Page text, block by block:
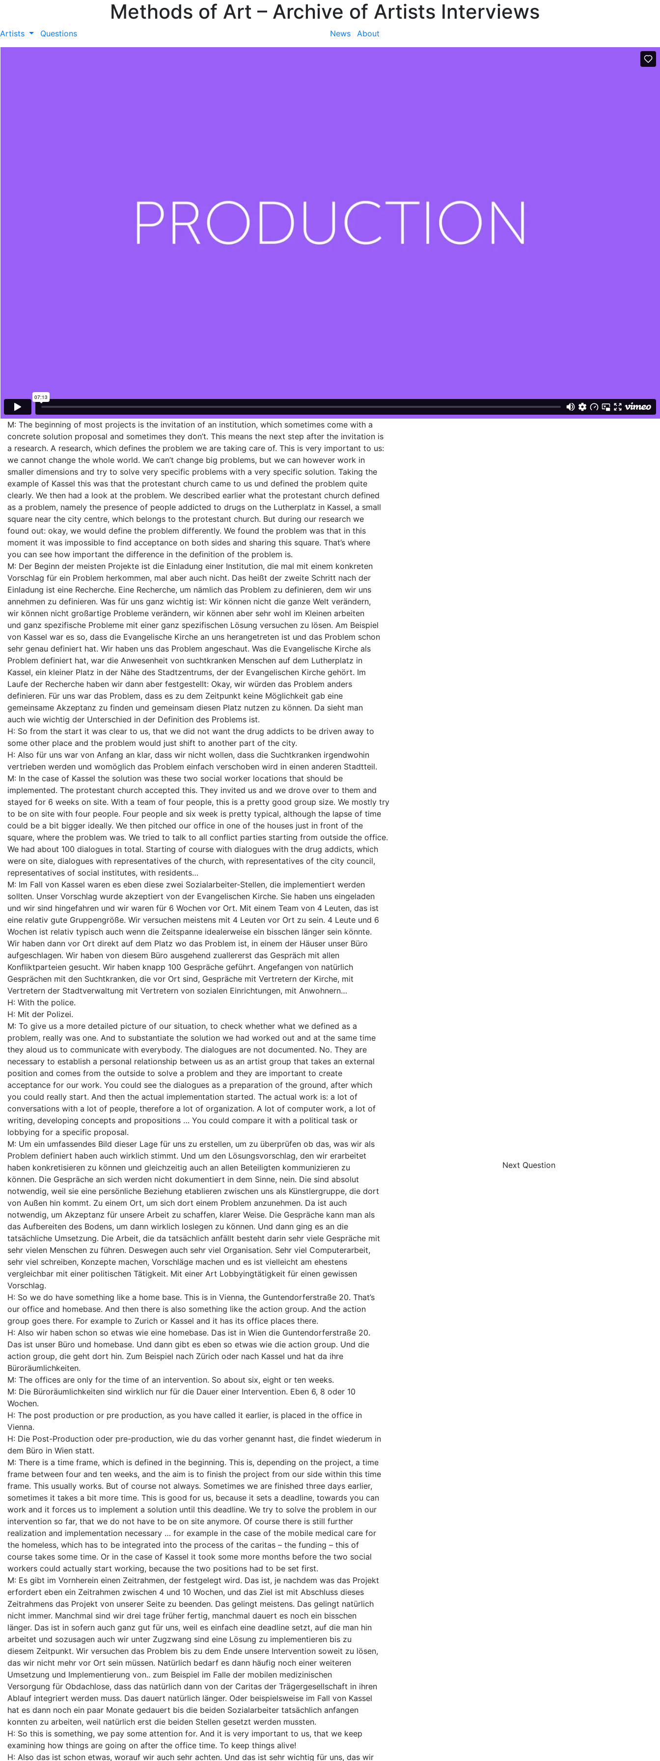
Methods of Art – Archive of Artists Interviews
Artists Questions News About
M: The beginning of most projects is the invitation of an institution, which sometimes come with a
concrete solution proposal and sometimes they don’t. This means the next step after the invitation is
a research. A research, which defines the problem we are taking care of. This is very important to us:
we cannot change the whole world. We can’t change big problems, but we can however work in
smaller dimensions and try to solve very specific problems with a very specific solution. Taking the
example of Kassel this was that the protestant church came to us und defined the problem quite
clearly. We then had a look at the problem. We described earlier what the protestant church defined
as a problem, namely the presence of people addicted to drugs on the Lutherplatz in Kassel, a small
square near the city centre, which belongs to the protestant church. But during our research we
found out: okay, we would define the problem differently. We found the problem was that in this
moment it was impossible to find acceptance on both sides and sharing this square. That’s where
you can see how important the difference in the definition of the problem is.
M: Der Beginn der meisten Projekte ist die Einladung einer Institution, die mal mit einem konkreten
Vorschlag für ein Problem herkommen, mal aber auch nicht. Das heißt der zweite Schritt nach der
Einladung ist eine Recherche. Eine Recherche, um nämlich das Problem zu definieren, dem wir uns
annehmen zu definieren. Was für uns ganz wichtig ist: Wir können nicht die ganze Welt verändern,
wir können nicht großartige Probleme verändern, wir können aber sehr wohl im Kleinen arbeiten
und ganz spezifische Probleme mit einer ganz spezifischen Lösung versuchen zu lösen. Am Beispiel
von Kassel war es so, dass die Evangelische Kirche an uns herangetreten ist und das Problem schon
sehr genau definiert hat. Wir haben uns das Problem angeschaut. Was die Evangelische Kirche als
Problem definiert hat, war die Anwesenheit von suchtkranken Menschen auf dem Lutherplatz in
Kassel, ein kleiner Platz in der Nähe des Stadtzentrums, der der Evangelischen Kirche gehört. Im
Laufe der Recherche haben wir dann aber festgestellt: Okay, wir würden das Problem anders
definieren. Für uns war das Problem, dass es zu dem Zeitpunkt keine Möglichkeit gab eine
gemeinsame Akzeptanz zu finden und gemeinsam diesen Platz nutzen zu können. Da sieht man
auch wie wichtig der Unterschied in der Definition des Problems ist.
H: So from the start it was clear to us, that we did not want the drug addicts to be driven away to
some other place and the problem would just shift to another part of the city.
H: Also für uns war von Anfang an klar, dass wir nicht wollen, dass die Suchtkranken irgendwohin
vertrieben werden und womöglich das Problem einfach verschoben wird in einen anderen Stadtteil.
M: In the case of Kassel the solution was these two social worker locations that should be
implemented. The protestant church accepted this. They invited us and we drove over to them and
stayed for 6 weeks on site. With a team of four people, this is a pretty good group size. We mostly try
to be on site with four people. Four people and six week is pretty typical, although the lapse of time
could be a bit bigger ideally. We then pitched our office in one of the houses just in front of the
square, where the problem was. We tried to talk to all conflict parties starting from outside the office.
We had about 100 dialogues in total. Starting of course with dialogues with the drug addicts, which
were on site, dialogues with representatives of the church, with representatives of the city council,
representatives of social institutes, with residents…
M: Im Fall von Kassel waren es eben diese zwei Sozialarbeiter-Stellen, die implementiert werden
sollten. Unser Vorschlag wurde akzeptiert von der Evangelischen Kirche. Sie haben uns eingeladen
und wir sind hingefahren und wir waren für 6 Wochen vor Ort. Mit einem Team von 4 Leuten, das ist
eine relativ gute Gruppengröße. Wir versuchen meistens mit 4 Leuten vor Ort zu sein. 4 Leute und 6
Wochen ist relativ typisch auch wenn die Zeitspanne idealerweise ein bisschen länger sein könnte.
Wir haben dann vor Ort direkt auf dem Platz wo das Problem ist, in einem der Häuser unser Büro
aufgeschlagen. Wir haben von diesem Büro ausgehend zuallererst das Gespräch mit allen
Konfliktparteien gesucht. Wir haben knapp 100 Gespräche geführt. Angefangen von natürlich
Gesprächen mit den Suchtkranken, die vor Ort sind, Gespräche mit Vertretern der Kirche, mit
Vertretern der Stadtverwaltung mit Vertretern von sozialen Einrichtungen, mit Anwohnern…
H: With the police.
H: Mit der Polizei.
M: To give us a more detailed picture of our situation, to check whether what we defined as a
problem, really was one. And to substantiate the solution we had worked out and at the same time
they aloud us to communicate with everybody. The dialogues are not documented. No. They are
necessary to establish a personal relationship between us as an artist group that takes an external
position and comes from the outside to solve a problem and they are important to create
acceptance for our work. You could see the dialogues as a preparation of the ground, after which
you could really start. And then the actual implementation started. The actual work is: a lot of
conversations with a lot of people, therefore a lot of organization. A lot of computer work, a lot of
writing, developing concepts and propositions … You could compare it with a political task or
lobbying for a specific proposal.
M: Um ein umfassendes Bild dieser Lage für uns zu erstellen, um zu überprüfen ob das, was wir als
Problem definiert haben auch wirklich stimmt. Und um den Lösungsvorschlag, den wir erarbeitet
haben konkretisieren zu können und gleichzeitig auch an allen Beteiligten kommunizieren zu
können. Die Gespräche an sich werden nicht dokumentiert in dem Sinne, nein. Die sind absolut
notwendig, weil sie eine persönliche Beziehung etablieren zwischen uns als Künstlergruppe, die dort
von Außen hin kommt. Zu einem Ort, um sich dort einem Problem anzunehmen. Da ist auch
notwendig, um Akzeptanz für unsere Arbeit zu schaffen, klarer Weise. Die Gespräche kann man als
das Aufbereiten des Bodens, um dann wirklich loslegen zu können. Und dann ging es an die
tatsächliche Umsetzung. Die Arbeit, die da tatsächlich anfällt besteht darin sehr viele Gespräche mit
sehr vielen Menschen zu führen. Deswegen auch sehr viel Organisation. Sehr viel Computerarbeit,
sehr viel schreiben, Konzepte machen, Vorschläge machen und es ist vielleicht am ehestens
vergleichbar mit einer politischen Tätigkeit. Mit einer Art Lobbyingtätigkeit für einen gewissen
Vorschlag.
H: So we do have something like a home base. This is in Vienna, the Guntendorferstraße 20. That’s
our office and homebase. And then there is also something like the action group. And the action
group goes there. For example to Zurich or Kassel and it has its office places there.
H: Also wir haben schon so etwas wie eine homebase. Das ist in Wien die Guntendorferstraße 20.
Das ist unser Büro und homebase. Und dann gibt es eben so etwas wie die action group. Und die
action group, die geht dort hin. Zum Beispiel nach Zürich oder nach Kassel und hat da ihre
Büroräumlichkeiten.
M: The offices are only for the time of an intervention. So about six, eight or ten weeks.
M: Die Büroräumlichkeiten sind wirklich nur für die Dauer einer Intervention. Eben 6, 8 oder 10
Wochen.
H: The post production or pre production, as you have called it earlier, is placed in the office in
Vienna.
H: Die Post-Production oder pre-production, wie du das vorher genannt hast, die findet wiederum in
dem Büro in Wien statt.
M: There is a time frame, which is defined in the beginning. This is, depending on the project, a time
frame between four and ten weeks, and the aim is to finish the project from our side within this time
frame. This usually works. But of course not always. Sometimes we are finished three days earlier,
sometimes it takes a bit more time. This is good for us, because it sets a deadline, towards you can
work and it forces us to implement a solution until this deadline. We try to solve the problem in our
intervention so far, that we do not have to be on site anymore. Of course there is still further
realization and implementation necessary … for example in the case of the mobile medical care for
the homeless, which has to be integrated into the process of the caritas – the funding – this of
course takes some time. Or in the case of Kassel it took some more months before the two social
workers could actually start working, because the two positions had to be set first.
M: Es gibt im Vornherein einen Zeitrahmen, der festgelegt wird. Das ist, je nachdem was das Projekt
erfordert eben ein Zeitrahmen zwischen 4 und 10 Wochen, und das Ziel ist mit Abschluss dieses
Zeitrahmens das Projekt von unserer Seite zu beenden. Das gelingt meistens. Das gelingt natürlich
nicht immer. Manchmal sind wir drei tage früher fertig, manchmal dauert es noch ein bisschen
länger. Das ist in sofern auch ganz gut für uns, weil es einfach eine deadline setzt, auf die man hin
arbeitet und sozusagen auch wir unter Zugzwang sind eine Lösung zu implementieren bis zu
diesem Zeitpunkt. Wir versuchen das Problem bis zu dem Ende unsere Intervention soweit zu lösen,
das wir nicht mehr vor Ort sein müssen. Natürlich bedarf es dann häufig noch einer weiteren
Umsetzung und Implementierung von.. zum Beispiel im Falle der mobilen medizinischen
Versorgung für Obdachlose, dass das natürlich dann von der Caritas der Trägergesellschaft in ihren
Ablauf integriert werden muss. Das dauert natürlich länger. Oder beispielsweise im Fall von Kassel
hat es dann noch ein paar Monate gedauert bis die beiden Sozialarbeiter tatsächlich anfangen
konnten zu arbeiten, weil natürlich erst die beiden Stellen gesetzt werden mussten.
H: So this is something, we pay some attention for. And it is very important to us, that we keep
examining how things are going on after the office time. To keep things alive!
H: Also das ist schon etwas, worauf wir auch sehr achten. Und das ist sehr wichtig für uns, das wir
Next Question